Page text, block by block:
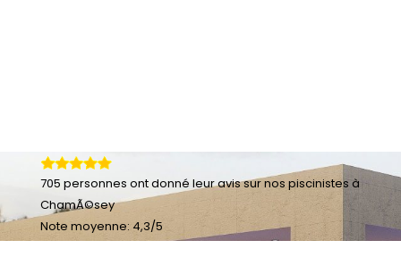
705 personnes ont donné leuravis sur nos piscinistes à
ChamÃ©sey
Note moyenne: 4,3/5